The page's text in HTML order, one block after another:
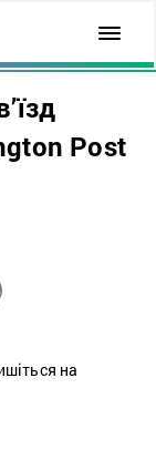
Post
на